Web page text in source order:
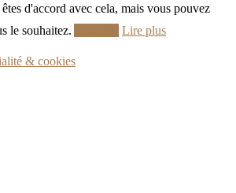
d'accord avec cela, mais vous pouvez
le souhaitez.
Lire plus
& cookies